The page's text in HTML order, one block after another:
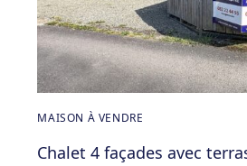
MAISON À VENDRE
Chalet 4 façades avec